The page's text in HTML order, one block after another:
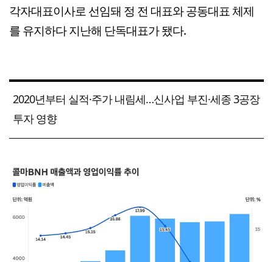
각자대표이사로 선임돼 정 전 대표와 공동대표 체제
를 유지하다 지난해 단독대표가 됐다.
2020년부터 실적·주가 내림세…신사업 부진·세종 3공장
투자 영향